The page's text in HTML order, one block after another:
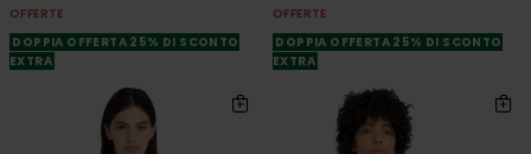
OFFERTE
DOPPIA OFFERTA 25% DI SCONTO
EXTRA
OFFERTE
DOPPIA OFFERTA 25% DI SCONTO
EXTRA